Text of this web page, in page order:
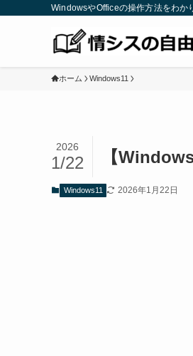
WindowsやOfficeの操作方法をわか
ホーム Windows11
【
2026
1/22
Windows11 2026年1月22日